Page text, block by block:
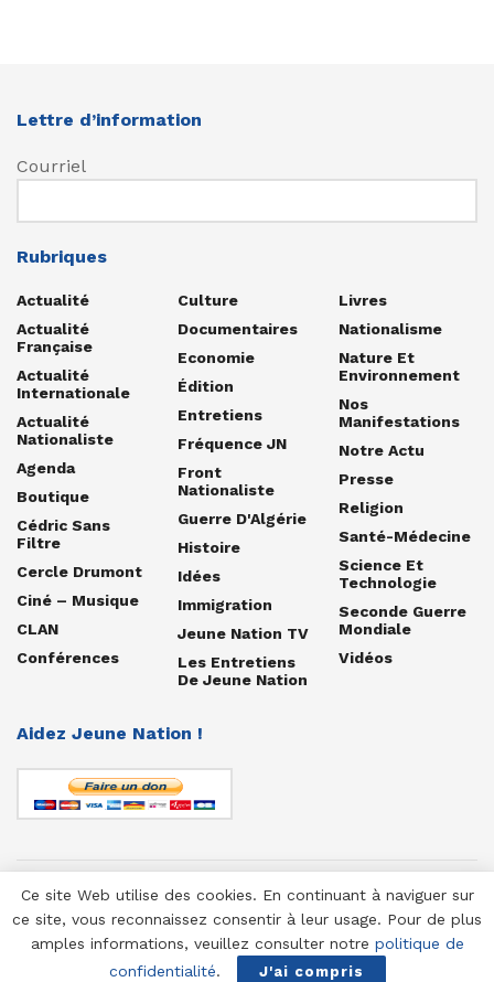
Lettre d’information
Courriel
Rubriques
Actualité
Actualité
Française
Actualité
Internationale
Actualité
Nationaliste
Agenda
Boutique
Cédric Sans
Filtre
Cercle Drumont
Ciné – Musique
CLAN
Conférences
Culture
Documentaires
Economie
Édition
Entretiens
Fréquence JN
Front
Nationaliste
Guerre D'Algérie
Histoire
Idées
Immigration
Jeune Nation TV
Les Entretiens
De Jeune Nation
Livres
Nationalisme
Nature Et
Environnement
Nos
Manifestations
Notre Actu
Presse
Religion
Santé-Médecine
Science Et
Technologie
Seconde Guerre
Mondiale
Vidéos
Aidez Jeune Nation !
© 1958-2025 Jeune Nation
Ce site Web utilise des cookies. En continuant à naviguer sur
ce site, vous reconnaissez consentir à leur usage. Pour de plus
amples informations, veuillez consulter notre politique de
confidentialité. J'ai compris